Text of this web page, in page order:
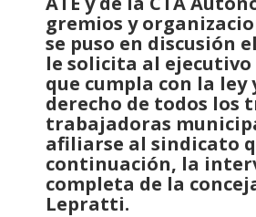
gremios y
se puso en discusión
le solicita al
que cumpla con la ley
derecho de todos los
trabajadoras
afiliarse al sindicato
continuación, la
completa de la
Lepratti.